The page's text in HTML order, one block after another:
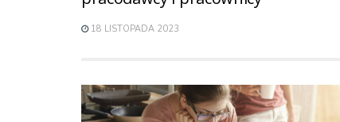
18 LISTOPADA 2023